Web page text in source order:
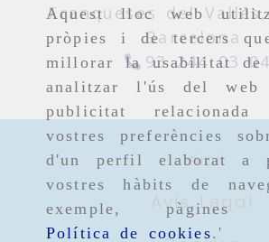
Aquest lloc web
pròpies i de tercers
millorar la usabilitat de
analitzar l'ús del web
publicitat
vostres preferències
d'un perfil elaborat a
vostres hàbits de
exemple, pàgines
Política de cookies.'
Franqueses del
Barcelona
93 244 03 04
Inici
Avís Legal